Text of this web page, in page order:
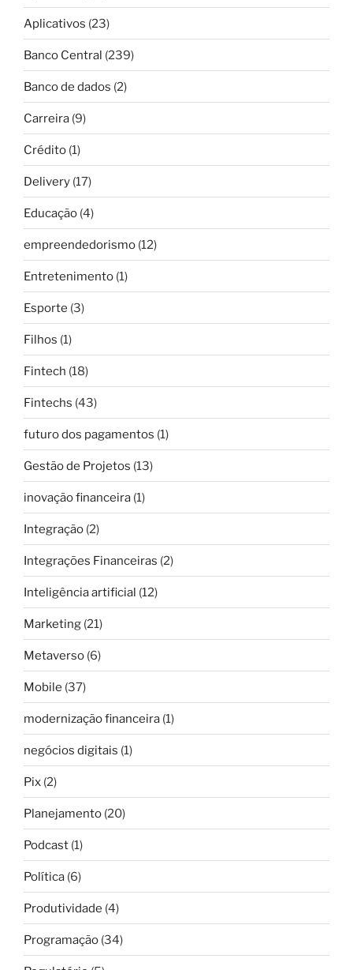
Aplicativos (23)
Banco Central (239)
Banco de dados (2)
Carreira (9)
Crédito (1)
Delivery (17)
Educação (4)
empreendedorismo (12)
Entretenimento (1)
Esporte (3)
Filhos (1)
Fintech (18)
Fintechs (43)
futuro dos pagamentos (1)
Gestão de Projetos (13)
inovação financeira (1)
Integração (2)
Integrações Financeiras (2)
Inteligência artificial (12)
Marketing (21)
Metaverso (6)
Mobile (37)
modernização financeira (1)
negócios digitais (1)
Pix (2)
Planejamento (20)
Podcast (1)
Política (6)
Produtividade (4)
Programação (34)